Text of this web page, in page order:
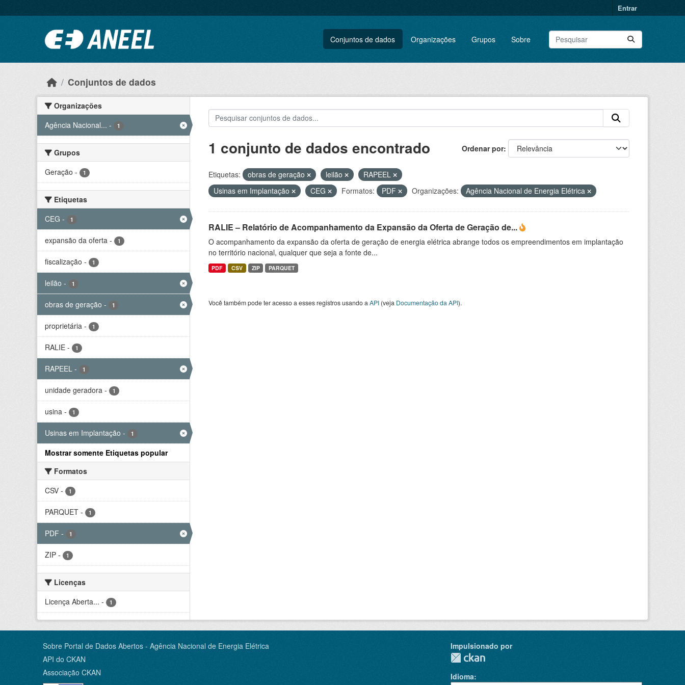
Entrar
Conjuntos de dados Organizações Grupos Sobre
Conjuntos de dados
Organizações
Agência Nacional... - 1
Grupos
Geração - 1
Etiquetas
CEG - 1
expansão da oferta - 1
fiscalização - 1
leilão - 1
obras de geração - 1
proprietária - 1
RALIE - 1
RAPEEL - 1
unidade geradora - 1
usina - 1
Usinas em Implantação - 1
Mostrar somente Etiquetas popular
Formatos
CSV - 1
PARQUET - 1
PDF - 1
ZIP - 1
Licenças
Licença Aberta... - 1
Ordenar por
1 conjunto de dados encontrado
Etiquetas: obras de geração leilão
RAPEEL
Usinas em Implantação
CEG Formatos: PDF Organizações: Agência Nacional de Energia Elétrica
RALIE – Relatório de Acompanhamento da Expansão da Oferta de Geração de...
O acompanhamento da expansão da oferta de geração de energia elétrica abrange todos os empreendimentos em implantação
no território nacional, qualquer que seja a fonte de...
PDF CSV ZIP PARQUET
Você também pode ter acesso a esses registros usando a API(veja Documentação da API).
Sobre Portal de Dados Abertos - Agência Nacional de Energia Elétrica
API do CKAN
Associação CKAN
Impulsionado por
Idioma